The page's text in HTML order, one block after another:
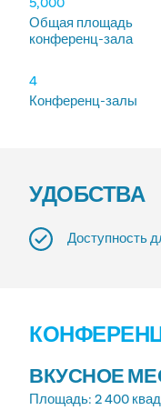
Общая площадь
конференц-зала
5,000
Конференц-залы
4
УДОБСТВА
Доступность
ВКУСНОЕ
Площадь: 2 400